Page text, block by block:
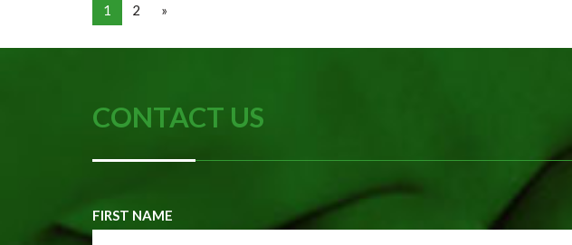
1 2 »
CONTACT US
FIRST NAME